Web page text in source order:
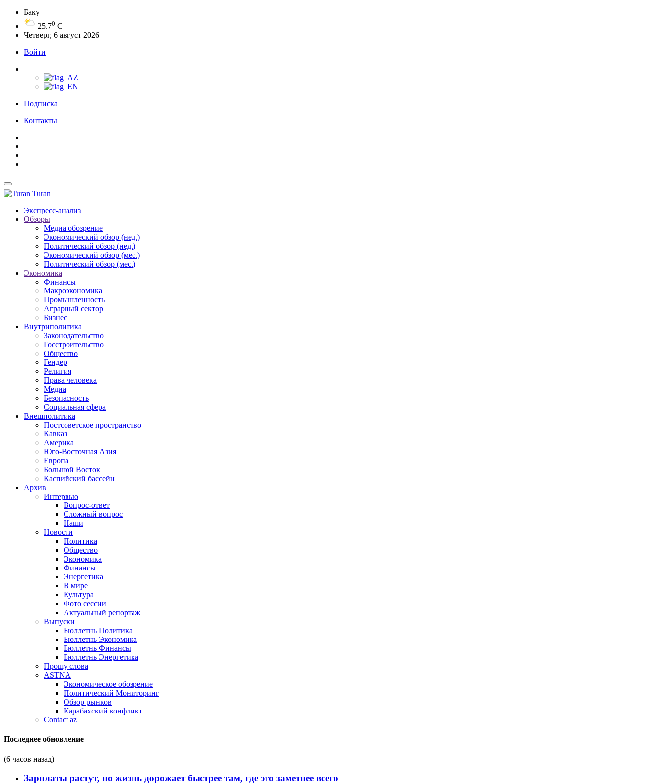
Баку
25.70 C
Четверг, 6 август 2026
Войти
Подписка
Контакты
Turan
Экспресс-анализ
Обзоры
Медиа обозрение
Экономический обзор (нед.)
Политический обзор (нед.)
Экономический обзор (мес.)
Политический обзор (мес.)
Экономика
Финансы
Макроэкономика
Промышленность
Аграрный сектор
Бизнес
Внутриполитика
Законодательство
Госстроительство
Общество
Гендер
Религия
Права человека
Медиа
Безопасность
Социальная сфера
Внешполитика
Постсоветское пространство
Кавказ
Америка
Юго-Восточная Азия
Европа
Большой Восток
Каспийский бассейн
Архив
Интервью
Вопрос-ответ
Сложный вопрос
Наши
Новости
Политика
Общество
Экономика
Финансы
Энергетика
В мире
Культура
Фото сессии
Актуальный репортаж
Выпуски
Бюллетнь Политика
Бюллетнь Экономика
Бюллетнь Финансы
Бюллетнь Энергетика
Прошу слова
ASTNA
Экономическое обозрение
Политический Мониторинг
Обзор рынков
Карабахский конфликт
Contact az
Последнее обновление
(6 часов назад)
Зарплаты растут, но жизнь дорожает быстрее там, где это заметнее всего